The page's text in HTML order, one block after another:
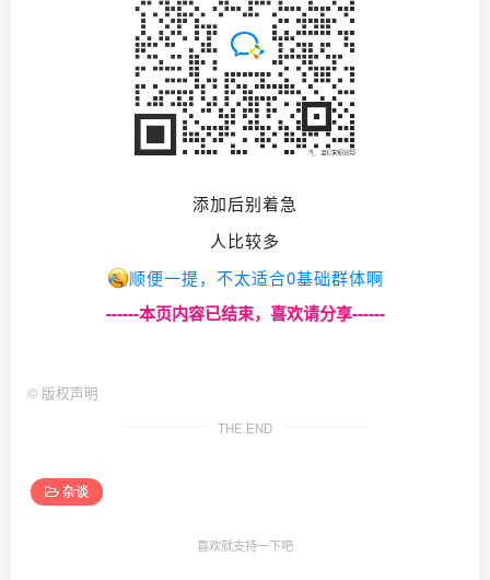
添加后别着急
人比较多
顺便一提，不太适合0基础群体啊
------本页内容已结束，喜欢请分享------
© 版权声明
THE END
杂谈
喜欢就支持一下吧